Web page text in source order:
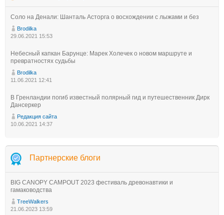
Соло на Денали: Шанталь Асторга о восхождении с лыжами и без
Brodilka
29.06.2021 15:53
Небесный капкан Барунце: Марек Холечек о новом маршруте и
превратностях судьбы
Brodilka
11.06.2021 12:41
В Гренландии погиб известный полярный гид и путешественник Дирк
Дансеркер
Редакция сайта
10.06.2021 14:37
Партнерские блоги
BIG CANOPY CAMPOUT 2023 фестиваль древонавтики и
гамаководства
TreeWalkers
21.06.2023 13:59